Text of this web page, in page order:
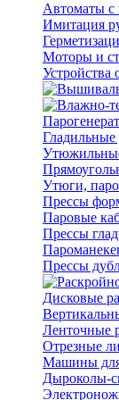
Автоматы с
Имитация
Моторы и
Устройства
Гладильные
Утюги,
Прессы
Паровые
Прессы
Прессы
Дисковые
Ленточные
Отрезные
Машины для
Дыроколы-